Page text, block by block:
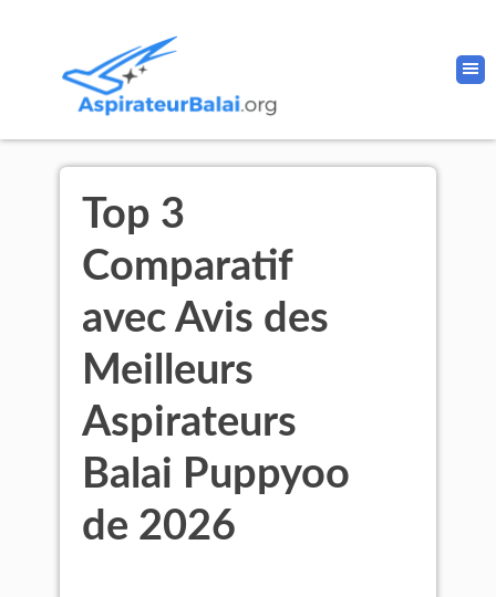
Top 3
Comparatif
avec Avis des
Meilleurs
Aspirateurs
Balai Puppyoo
de 2026